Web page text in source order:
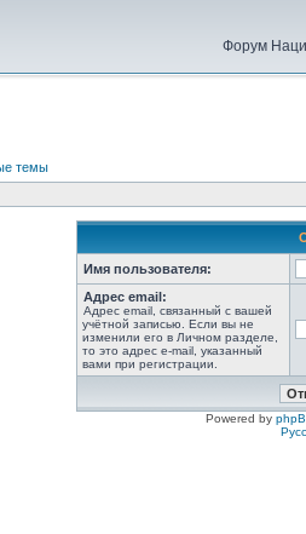
Форум
темы
Имя пользователя:
Адрес email:
Адрес email, связанный с вашей
учётной записью. Если вы не
изменили его в Личном разделе,
то это адрес e-mail, указанный
вами при регистрации.
Powered by